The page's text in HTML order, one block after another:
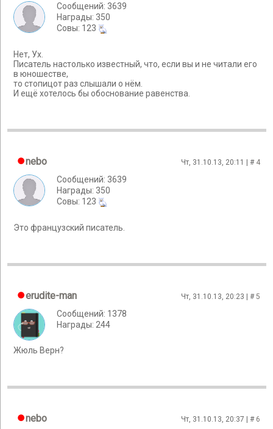
Сообщений: 3639
Награды: 350
Cовы: 123
Нет, Ух.
Писатель настолько известный, что, если вы и не читали его
в юношестве,
то стопицот раз слышали о нём.
И ещё хотелось бы обоснование равенства.
nebo Чт, 31.10.13, 20:11 | # 4
Сообщений: 3639
Награды: 350
Cовы: 123
Это французский писатель.
erudite-man Чт, 31.10.13, 20:23 | #5
Сообщений: 1378
Награды: 244
Жюль Верн?
nebo Чт, 31.10.13, 20:37 | # 6